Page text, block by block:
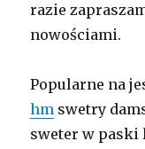
razie
nowościami.
Popularne na
hm swetry
sweter w paski